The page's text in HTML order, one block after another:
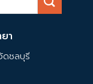
า
ดชลบุรี